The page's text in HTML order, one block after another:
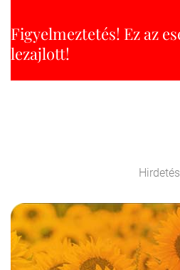
Figyelmeztetés! Ez az
lezajlott!
Hirdetés